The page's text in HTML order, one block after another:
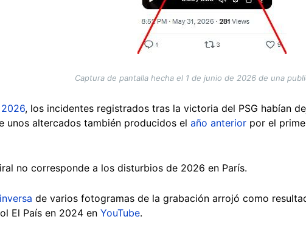
Captura de pantalla hecha el 1 de junio de 2026 de una
, los incidentes registrados tras la victoria del PSG habían
unos altercados también producidos el año anterior por el
no corresponde a los disturbios de 2026 en París.
de varios fotogramas de la grabación arrojó como
El País en 2024 en YouTube.